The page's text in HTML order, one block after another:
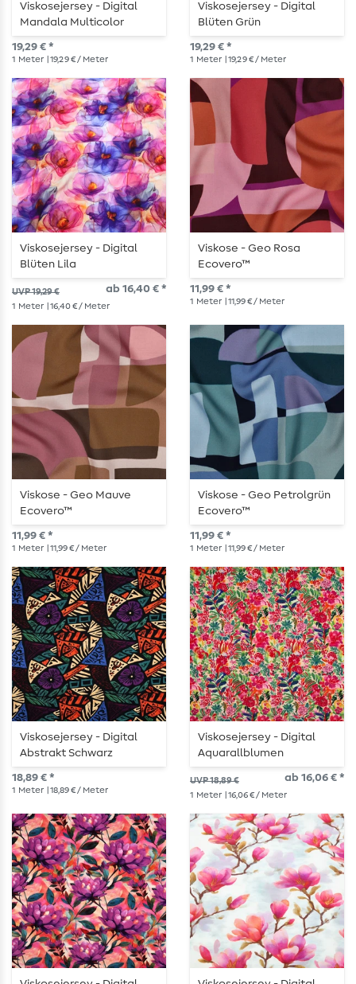
Viskosejersey - Digital
Mandala Multicolor
19,29 € *
1 Meter | 19,29 € / Meter
Viskosejersey - Digital
Blüten Grün
19,29 € *
1 Meter | 19,29 € / Meter
Viskosejersey - Digital
Blüten Lila
UVP 19,29 € ab 16,40 € *
1 Meter | 16,40 € / Meter
Viskose - Geo Rosa
Ecovero™
11,99 € *
1 Meter | 11,99 € / Meter
Viskose - Geo Mauve
Ecovero™
11,99 € *
1 Meter | 11,99 € / Meter
Viskose - Geo Petrolgrün
Ecovero™
11,99 € *
1 Meter | 11,99 € / Meter
Viskosejersey - Digital
Abstrakt Schwarz
18,89 € *
1 Meter | 18,89 € / Meter
Viskosejersey - Digital
Aquarallblumen
Multicolor
UVP 18,89 € ab 16,06 € *
1 Meter | 16,06 € / Meter